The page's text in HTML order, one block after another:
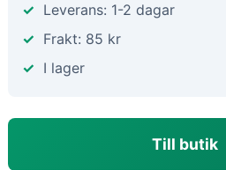
Leverans: 1-2 dagar
Frakt: 85 kr
I lager
Till butik